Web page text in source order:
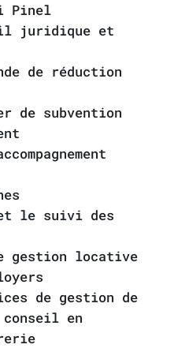
Pinel
juridique et
de réduction
de subvention
le suivi des
gestion locative
de gestion de
en